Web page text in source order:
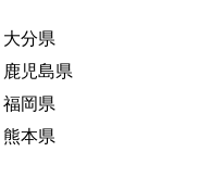
大分県
鹿児島県
福岡県
熊本県